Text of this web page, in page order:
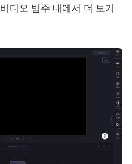
디오 범주 내에서 더 보기